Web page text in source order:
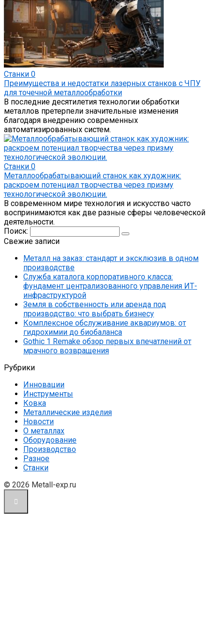
Станки 0
Преимущества и недостатки лазерных станков с ЧПУ
для точечной металлообработки
В последние десятилетия технологии обработки
металлов претерпели значительные изменения
благодаря внедрению современных
автоматизированных систем.
Станки 0
Металлообрабатывающий станок как художник:
раскроем потенциал творчества через призму
технологической эволюции.
В современном мире технология и искусство часто
воспринимаются как две разные сферы человеческой
деятельности.
Поиск:
Свежие записи
Металл на заказ: стандарт и эксклюзив в одном
производстве
Служба каталога корпоративного класса:
фундамент централизованного управления ИТ-
инфраструктурой
Земля в собственность или аренда под
производство: что выбрать бизнесу
Комплексное обслуживание аквариумов: от
гидрохимии до биобаланса
Gothic 1 Remake обзор первых впечатлений от
мрачного возвращения
Рубрики
Инновации
Инструменты
Ковка
Металлические изделия
Новости
О металлах
Оборудование
Производство
Разное
Станки
© 2026 Metall-exp.ru